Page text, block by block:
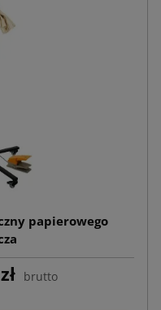
papierowego
brutto